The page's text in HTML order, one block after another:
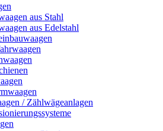
aus Stahl
aus Edelstahl
/ Zählwägeanlagen